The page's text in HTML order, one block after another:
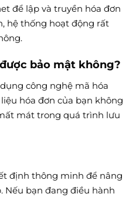
để lập và truyền hóa đơn
hệ thống hoạt động rất
bảo mật không?
công nghệ mã hóa
hóa đơn của bạn không
mát trong quá trình lưu
định thông minh để nâng
bạn đang điều hành